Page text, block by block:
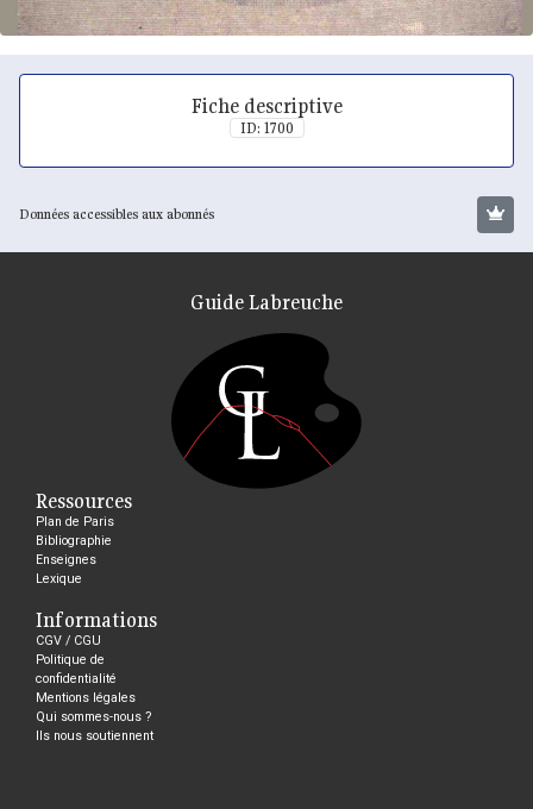
Fiche descriptive
ID: 1700
Données accessibles aux abonnés
Guide Labreuche
Ressources
Plan de Paris
Bibliographie
Enseignes
Lexique
Informations
CGV / CGU
Politique de
confidentialité
Mentions légales
Qui sommes-nous ?
Ils nous soutiennent